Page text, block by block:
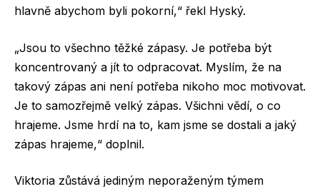
hlavně abychom byli pokorní,“ řekl Hyský.
„Jsou to všechno těžké zápasy. Je potřeba být
koncentrovaný a jít to odpracovat. Myslím, že na
takový zápas ani není potřeba nikoho moc motivovat.
Je to samozřejmě velký zápas. Všichni vědí, o co
hrajeme. Jsme hrdí na to, kam jsme se dostali a jaký
zápas hrajeme,“ doplnil.
Viktoria zůstává jediným neporaženým týmem